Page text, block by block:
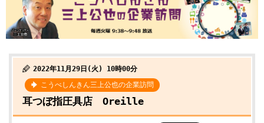
2022年11月29日(火) 10時00分
こうべしんきん三上公也の企業訪問
耳つぼ指圧具店 Oreille